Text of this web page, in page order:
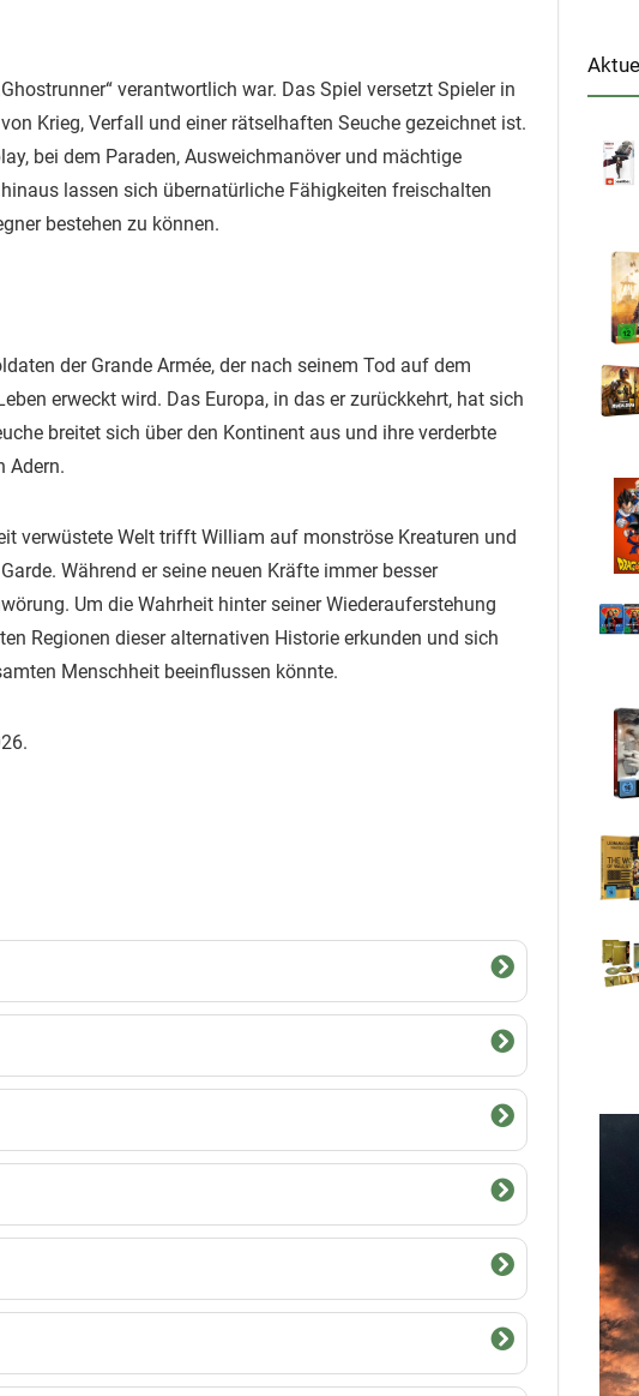
verantwortlich war. Das Spiel versetzt Spieler in
Krieg, Verfall und einer rätselhaften Seuche gezeichnet ist.
bei dem Paraden, Ausweichmanöver und mächtige
lassen sich übernatürliche Fähigkeiten freischalten
bestehen zu können.
der Grande Armée, der nach seinem Tod auf dem
erweckt wird. Das Europa, in das er zurückkehrt, hat sich
breitet sich über den Kontinent aus und ihre verderbte
Adern.
verwüstete Welt trifft William auf monströse Kreaturen und
Während er seine neuen Kräfte immer besser
Um die Wahrheit hinter seiner Wiederauferstehung
Regionen dieser alternativen Historie erkunden und sich
Menschheit beeinflussen könnte.